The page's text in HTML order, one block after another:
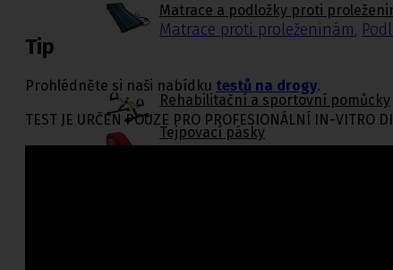
Matrace a podložky proti
Matrace proti proleženinám,
Rehabilitační a sportovní pomůcky
Tejpovací pásky
Tip
Prohlédněte si naši nabídku testů na drogy.
TEST JE URČEN POUZE PRO PROFESIONÁLNÍ IN-VITRO